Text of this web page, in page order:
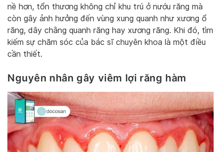
nề hơn, tổn thương không chỉ khu trú ở nướu răng mà
còn gây ảnh hưởng đến vùng xung quanh như xương ổ
răng, dây chằng quanh răng hay xương răng. Khi đó, tìm
kiếm sự chăm sóc của bác sĩ chuyên khoa là một điều
cần thiết.
Nguyên nhân gây viêm lợi răng hàm